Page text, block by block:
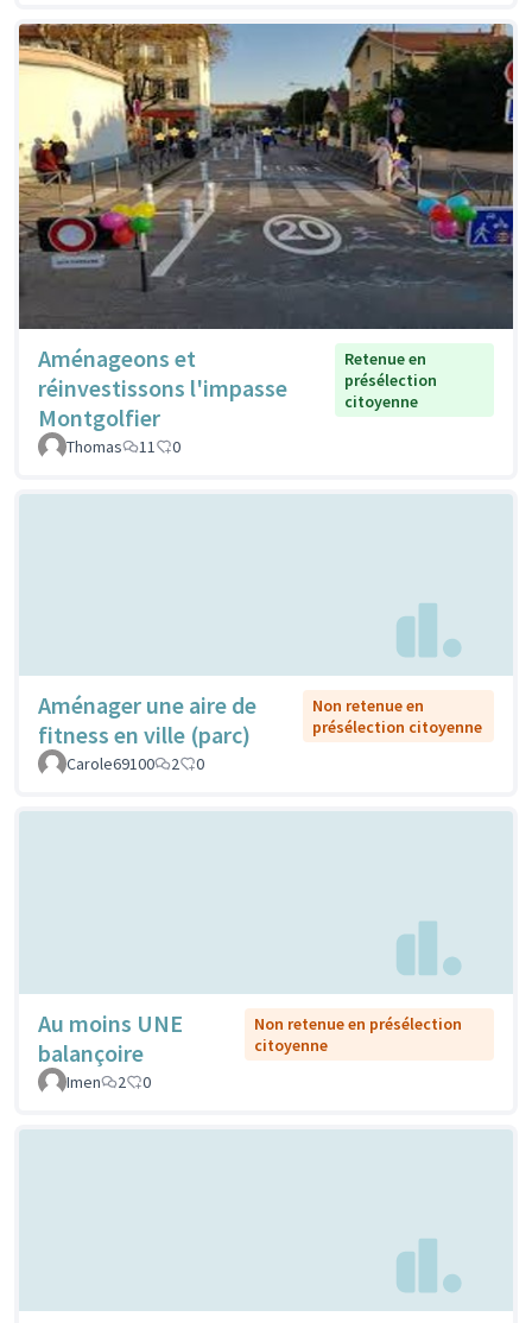
Aménageons et
réinvestissons l'impasse
Montgolfier
Retenue en
présélection
citoyenne
Thomas 11 0
Aménager une aire de
fitness en ville (parc)
Non retenue en
présélection citoyenne
Carole69100
2 0
Au moins UNE
balançoire
Non retenue en présélection
citoyenne
Imen
2 0